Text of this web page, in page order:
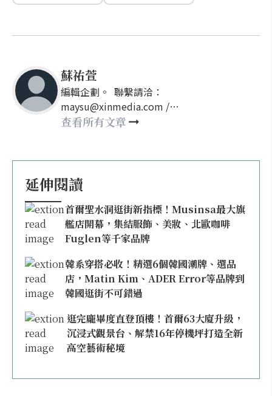
蘇祐萱
編輯企劃。 聯繫請洽：
maysu@xinmedia.com /
may860527@gmail.com
查看所有文章
延伸閱讀
首爾聖水洞逛街新指標！Musinsa最大旗
艦店開幕，集結服飾、美妝、北歐咖啡
Fuglen等千家品牌
韓系穿搭必收！精選6個韓國潮牌、選品
店，Matin Kim、ADER Error等品牌到
韓國逛街不可錯過
逛完龐畢度直登頂樓！首爾63大廈升級，
沉浸式觀景台、解禁16年停機坪打造全新
高空藝術秘境